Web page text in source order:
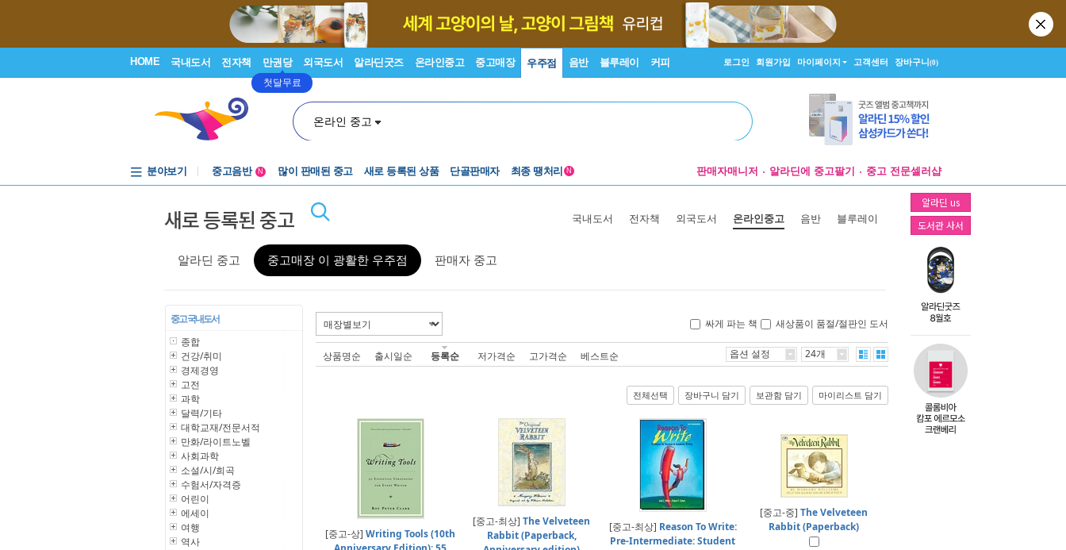
HOME 국내도서 전자책 만권당
첫달무료
외국도서 알라딘굿즈 온라인중고 중고매장 우주점 음반 블루레이 커피 로그인 회원가입 마이페이지 고객센터 장바구니(0)
온라인 중고
분야보기
중고음반
중고음반
N 많이 판매된 중고 새로 등록된 상품 단골판매자 최종 땡처리 N 판매자매니저 알라딘에 중고팔기 중고 전문셀러샵
알라딘 us
도서관 사서
새로 등록된 중고 국내도서 전자책 외국도서 온라인중고 음반 블루레이
알라딘 중고 중고매장 이 광활한 우주점 판매자 중고
중고 국내도서
종합
건강/취미
경제경영
고전
과학
달력/기타
대학교재/전문서적
만화/라이트노벨
사회과학
소설/시/희곡
수험서/자격증
어린이
에세이
여행
역사
싸게 파는 책 새상품이 품절/절판인 도서
상품명순 출시일순 등록순 저가격순 고가격순 베스트순 옵션 설정 24개
전체선택 장바구니 담기 보관함 담기 마이리스트 담기
[중고-상] Writing Tools (10th
[중고-최상] The Velveteen
Rabbit (Paperback,
[중고-최상] Reason To Write:
Pre-Intermediate: Student
[중고-중] The Velveteen
Rabbit (Paperback)